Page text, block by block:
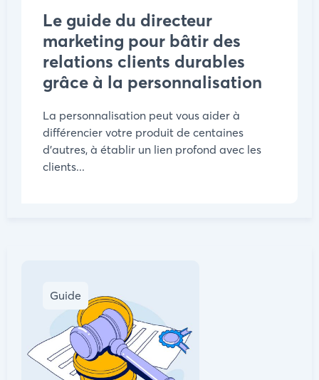
Le guide du directeur
marketing pour bâtir des
relations clients durables
grâce à la personnalisation
La personnalisation peut vous aider à
différencier votre produit de centaines
d'autres, à établir un lien profond avec les
clients...
Guide